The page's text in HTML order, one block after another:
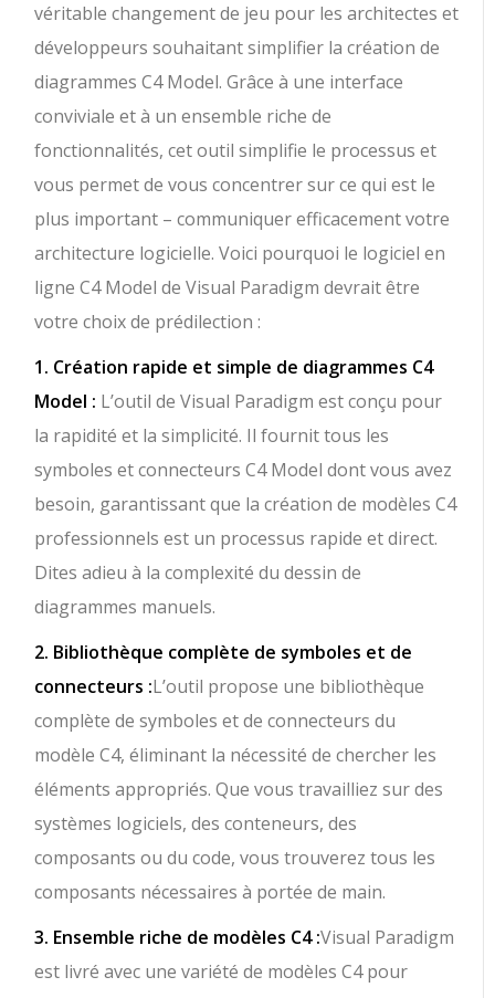
véritable changement de jeu pour les architectes et
développeurs souhaitant simplifier la création de
diagrammes C4 Model. Grâce à une interface
conviviale et à un ensemble riche de
fonctionnalités, cet outil simplifie le processus et
vous permet de vous concentrer sur ce qui est le
plus important – communiquer efficacement votre
architecture logicielle. Voici pourquoi le logiciel en
ligne C4 Model de Visual Paradigm devrait être
votre choix de prédilection :
1. Création rapide et simple de diagrammes C4
Model : L’outil de Visual Paradigm est conçu pour
la rapidité et la simplicité. Il fournit tous les
symboles et connecteurs C4 Model dont vous avez
besoin, garantissant que la création de modèles C4
professionnels est un processus rapide et direct.
Dites adieu à la complexité du dessin de
diagrammes manuels.
2. Bibliothèque complète de symboles et de
connecteurs :L’outil propose une bibliothèque
complète de symboles et de connecteurs du
modèle C4, éliminant la nécessité de chercher les
éléments appropriés. Que vous travailliez sur des
systèmes logiciels, des conteneurs, des
composants ou du code, vous trouverez tous les
composants nécessaires à portée de main.
3. Ensemble riche de modèles C4 :Visual Paradigm
est livré avec une variété de modèles C4 pour